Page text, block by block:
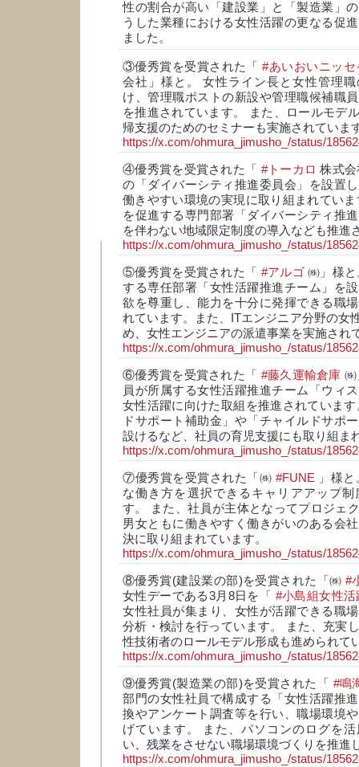
性の割合が高い「建設業」と「製造業」
うした業種における女性活躍の更なる促
ました。
③優秀賞を受賞された「#あいおいニッ
会社」様と。 女性ライン長と女性管理
け、管理職ポストの新設や管理職候補職
を推進されています。 また、ロールモデ
帰支援のためのセミナーも実施されていま
https://x.com/ohmura_jimusho_/status/
④優秀賞を受賞された「 #トーカロ 株式
の「ダイバーシティ推進委員会」を設置
働きやすい環境の実現に取り組まれてい
を促進する専門部署「ダイバーシティ推
を伴わない地域限定制度の導入なども推進
https://x.com/ohmura_jimusho_/status/
⑤優秀賞を受賞された「 #アルゴ㈱」様と
する専任部署「女性活躍推進チーム」を
欲を尊重し、能力を十分に発揮できる職
れています。また、ITエンジニア分野の女
め、女性エンジニアの派遣事業を実施され
https://x.com/ohmura_jimusho_/status/
⑥優秀賞を受賞された「 #藤久運輸倉庫 ㈱
員が所属する女性活躍推進チーム「ウィ
女性活躍に向けた取組を推進されていま
ドサポート補助金」や「チャイルドサポ
設けるなど、社員の育児支援にも取り組ま
https://x.com/ohmura_jimusho_/status/
⑦優秀賞を受賞された「㈱ #FUNE 」様
な働き方を選択できるキャリアアップ
す。 また、社員が主体となってプロジェ
男女ともに働きやすく働きがいのある会
決に取り組まれています。
https://x.com/ohmura_jimusho_/status/
⑧優秀賞(建設業の部)を受賞された「㈱#
女性デーである3月8日を「 #小島組女性活
女性社員が集まり、女性が活躍できる職
分析・検討を行っています。 また、充実
性技術者のロールモデル形成も進められて
https://x.com/ohmura_jimusho_/status/
⑨優秀賞(製造業の部)を受賞された「 #鳴
部門の女性社員で構成する「女性活躍推
換やアンケート調査等を行い、職場環境
げています。 また、パソコンのログを
い、残業をさせない職場環境づくりを推進
https://x.com/ohmura_jimusho_/status/